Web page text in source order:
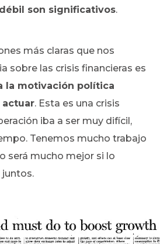
son significativos.
más claras que nos
sobre las crisis financieras es
la motivación política
actuar. Esta es una crisis
iba a ser muy difícil,
Tenemos mucho trabajo
será mucho mejor si lo